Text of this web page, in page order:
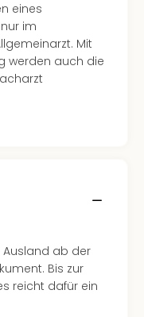
eines
im
Mit
werden auch die
Ausland ab der
Bis zur
reicht dafür ein